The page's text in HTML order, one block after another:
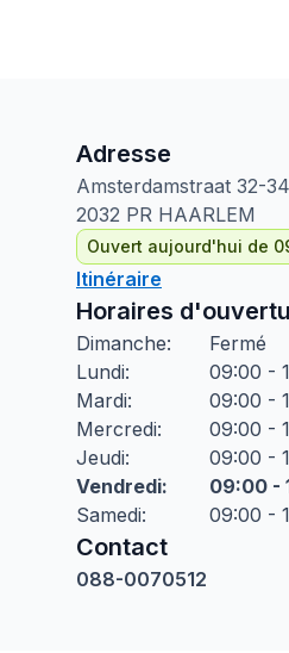
Adresse
Amsterdamstraat 32-34
2032 PR HAARLEM
Ouvert aujourd'hui de
Itinéraire
Horaires
Dimanche:
Fermé
Lundi:
09:00 -
Mardi:
09:00 -
Mercredi:
09:00 -
Jeudi:
09:00 -
Vendredi:
09:00 -
Samedi: 09:00 -
Contact
088-0070512